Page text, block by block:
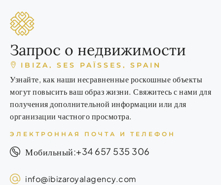
Запрос о недвижимости
IBIZA, SES PAÏSSES, SPAIN
Узнайте, как наши несравненные роскошные объекты
могут повысить ваш образ жизни. Свяжитесь с нами для
получения дополнительной информации или для
организации частного просмотра.
ЭЛЕКТРОННАЯ ПОЧТА И ТЕЛЕФОН
Мобильный:+34 657 535 306
info@ibizaroyalagency.com